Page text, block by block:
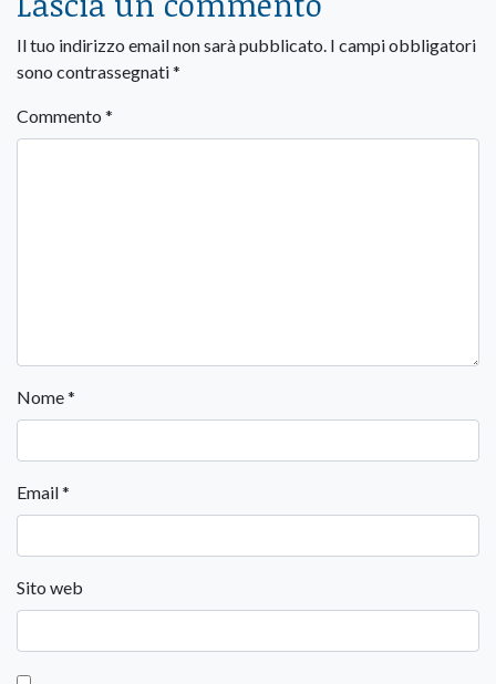
Il tuo indirizzo email non sarà pubblicato. I campi obbligatori
sono contrassegnati*
Commento *
Nome*
Email*
Sito web